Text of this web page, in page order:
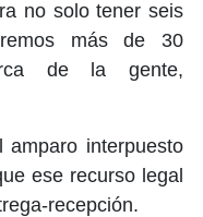
no solo tener seis
más de 30
de la gente,
amparo interpuesto
ese recurso legal
recepción.